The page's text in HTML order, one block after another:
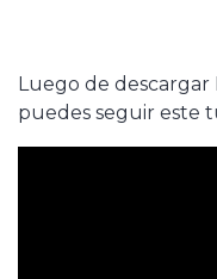
Luego de
puedes seguir este